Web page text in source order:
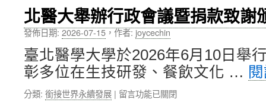
新
模
式〉
中
藥
學
人
突
圍》、
《跨
世
代
管
理
學
陳
渝
淇
校
友，
北醫大舉辦行政會議暨捐款致謝
發佈日期:2026-07-15，作者: joycechin
臺北醫學大學於2026年6月10日舉
彰多位在生技研發、餐飲文化 …
分類: 銜接世界永續發展 | 在
留言功能已關閉